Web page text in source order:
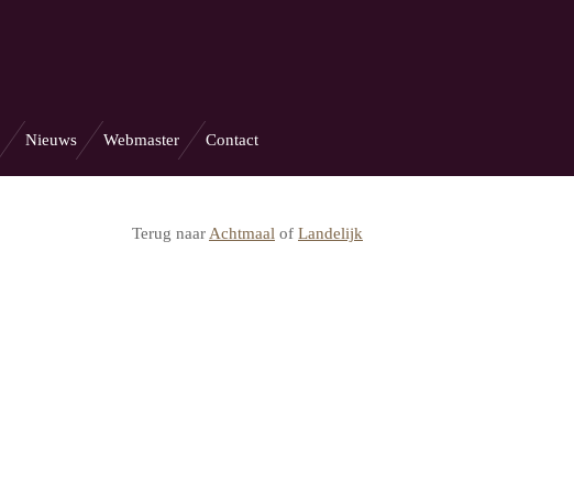
Nieuws Webmaster Contact
Terug naar Achtmaal of Landelijk